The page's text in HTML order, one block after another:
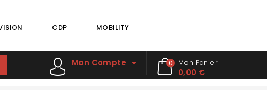
CDP MOBILITY
Mon Panier
0,00 €
0
Mon Compte